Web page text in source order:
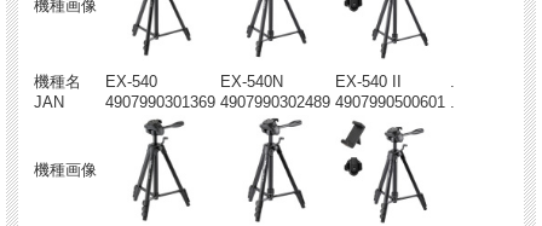
機種画像
機種名 EX-540 EX-540N EX-540 II
JAN
4907990301369 4907990302489 4907990500601
機種画像